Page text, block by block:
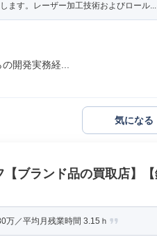
ます。レーザー加工技術およびロール...
開発実務経...
気になる
【ブランド品の買取店】【
万／平均月残業時間 3.15ｈ